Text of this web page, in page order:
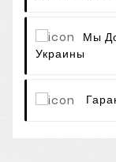
Мы
Украины